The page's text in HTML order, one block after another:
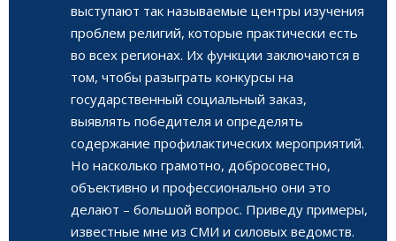
выступают так называемые центры изучения
проблем религий, которые практически есть
во всех регионах. Их функции заключаются в
том, чтобы разыграть конкурсы на
государственный социальный заказ,
выявлять победителя и определять
содержание профилактических мероприятий.
Но насколько грамотно, добросовестно,
объективно и профессионально они это
делают – большой вопрос. Приведу примеры,
известные мне из СМИ и силовых ведомств.